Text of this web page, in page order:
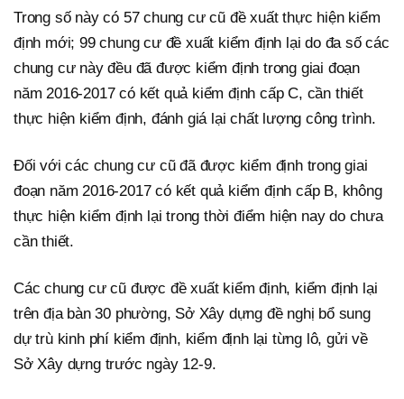
Trong số này có 57 chung cư cũ đề xuất thực hiện kiểm
định mới; 99 chung cư đề xuất kiểm định lại do đa số các
chung cư này đều đã được kiểm định trong giai đoạn
năm 2016-2017 có kết quả kiểm định cấp C, cần thiết
thực hiện kiểm định, đánh giá lại chất lượng công trình.
Đối với các chung cư cũ đã được kiểm định trong giai
đoạn năm 2016-2017 có kết quả kiểm định cấp B, không
thực hiện kiểm định lại trong thời điểm hiện nay do chưa
cần thiết.
Các chung cư cũ được đề xuất kiểm định, kiểm định lại
trên địa bàn 30 phường, Sở Xây dựng đề nghị bổ sung
dự trù kinh phí kiểm định, kiểm định lại từng lô, gửi về
Sở Xây dựng trước ngày 12-9.